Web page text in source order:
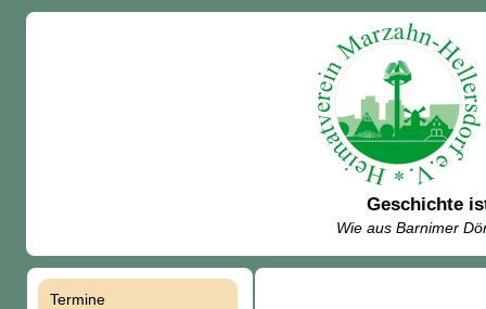
Geschichte
Wie aus Barnimer
Termine